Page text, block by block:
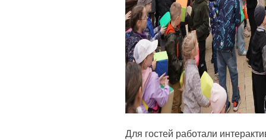
Для гостей работали